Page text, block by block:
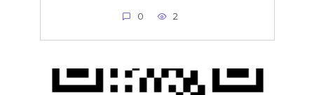
0 2